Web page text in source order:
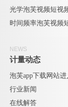
光学泡芙视频短视
时间频率泡芙视频
NEWS
计量动态
泡芙app下载网站
行业新闻
在线解答